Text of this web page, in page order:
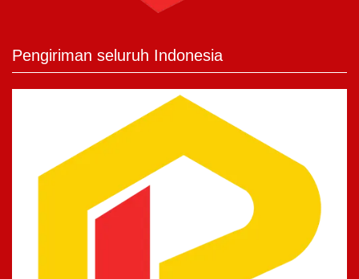
Pengiriman seluruh Indonesia